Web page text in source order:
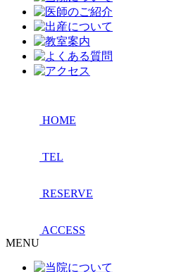
HOME
TEL
RESERVE
ACCESS
MENU